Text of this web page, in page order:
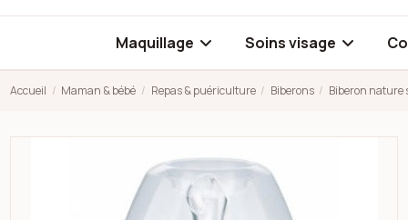
Maquillage Soins visage
Accueil Maman & bébé Repas & puériculture Biberons Biberon nature